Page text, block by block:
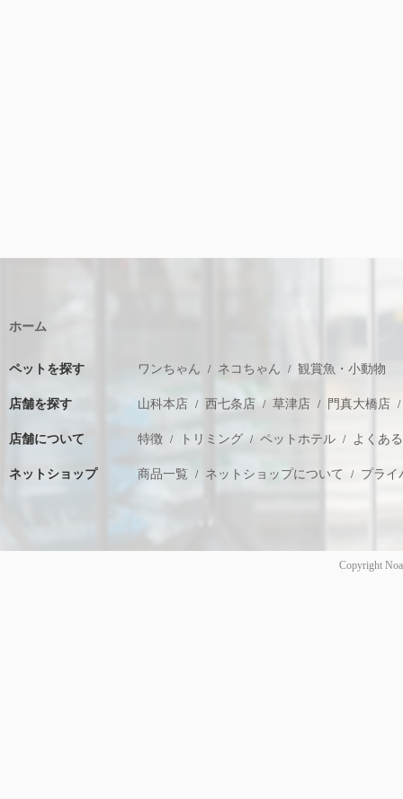
ホーム
ペットを探す ワンちゃん ネコちゃん 観賞魚・小動物
店舗を探す 山科本店 西七条店 草津店 門真大橋店
店舗について 特徴 トリミング ペットホテル よくあ
ネットショップ 商品一覧 ネットショップについて プライ
Copyright